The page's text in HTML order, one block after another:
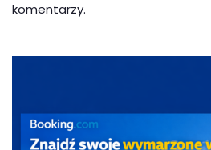
komentarzy.